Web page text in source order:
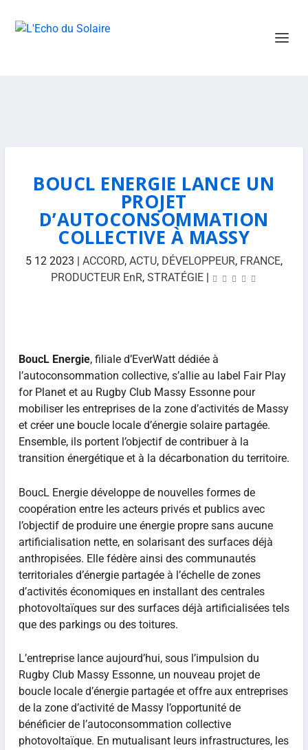
BOUCL ENERGIE LANCE UN
PROJET
D’AUTOCONSOMMATION
COLLECTIVE À MASSY
5 12 2023 | ACCORD, ACTU, DÉVELOPPEUR, FRANCE,
PRODUCTEUR EnR, STRATÉGIE|
BoucL Energie, filiale d’EverWatt dédiée à
l’autoconsommation collective, s’allie au label Fair Play
for Planet et au Rugby Club Massy Essonne pour
mobiliser les entreprises de la zone d’activités de Massy
et créer une boucle locale d’énergie solaire partagée.
Ensemble, ils portent l’objectif de contribuer à la
transition énergétique et à la décarbonation du territoire.
BoucL Energie développe de nouvelles formes de
coopération entre les acteurs privés et publics avec
l’objectif de produire une énergie propre sans aucune
artificialisation nette, en solarisant des surfaces déjà
anthropisées. Elle fédère ainsi des communautés
territoriales d’énergie partagée à l’échelle de zones
d’activités économiques en installant des centrales
photovoltaïques sur des surfaces déjà artificialisées tels
que des parkings ou des toitures.
L’entreprise lance aujourd’hui, sous l’impulsion du
Rugby Club Massy Essonne, un nouveau projet de
boucle locale d’énergie partagée et offre aux entreprises
de la zone d’activité de Massy l’opportunité de
bénéficier de l’autoconsommation collective
photovoltaïque. En mutualisant leurs infrastructures, les